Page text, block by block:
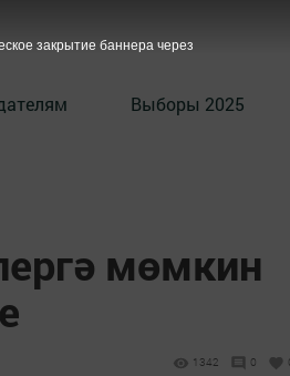
Выборы 2025
мөмкин
1342 0
закрытие баннера через